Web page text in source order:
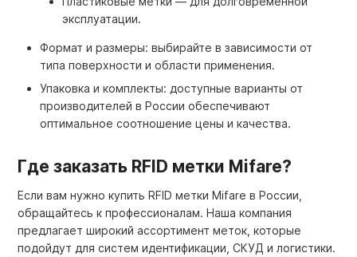
эксплуатации.
Формат и размеры: выбирайте в зависимости от
типа поверхности и области применения.
Упаковка и комплекты: доступные варианты от
производителей в России обеспечивают
оптимальное соотношение цены и качества.
Где заказать RFID метки Mifare?
Если вам нужно купить RFID метки Mifare в России,
обращайтесь к профессионалам. Наша компания
предлагает широкий ассортимент меток, которые
подойдут для систем идентификации, СКУД и логистики.